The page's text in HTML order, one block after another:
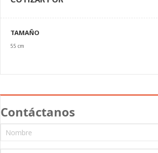
TAMAÑO
55 cm
Contáctanos